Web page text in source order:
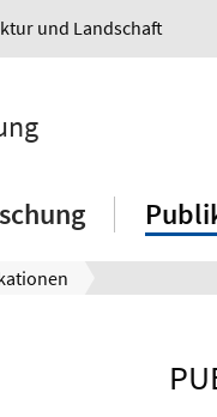
und Landschaft